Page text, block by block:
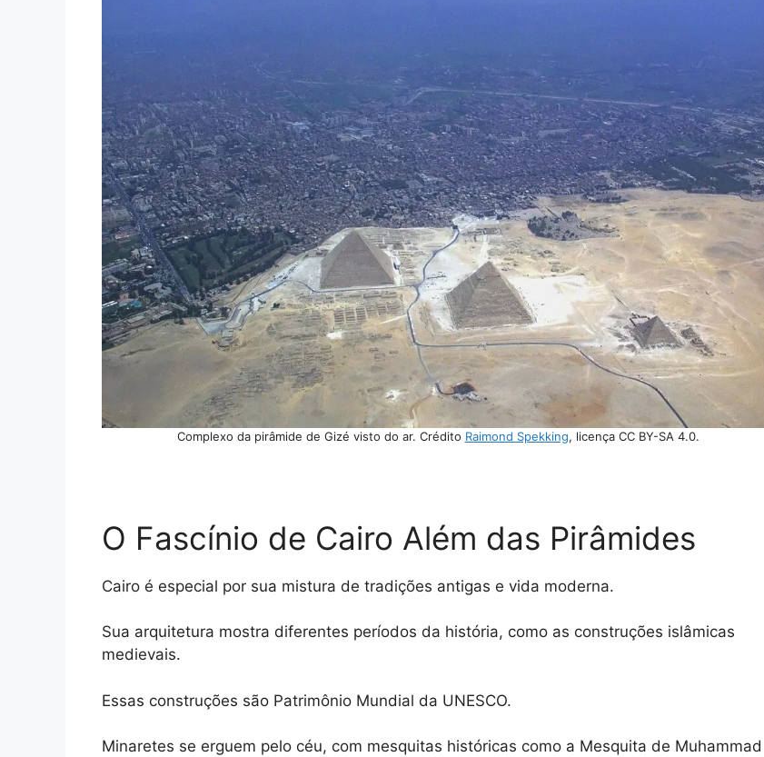
Complexo da pirâmide de Gizé visto do ar. Crédito Raimond Spekking, licença CC BY-SA 4.0.
O Fascínio de Cairo Além das Pirâmides
Cairo é especial por sua mistura de tradições antigas e vida moderna.
Sua arquitetura mostra diferentes períodos da história, como as construções islâmicas
medievais.
Essas construções são Patrimônio Mundial da UNESCO.
Minaretes se erguem pelo céu, com mesquitas históricas como a Mesquita de Muhammad